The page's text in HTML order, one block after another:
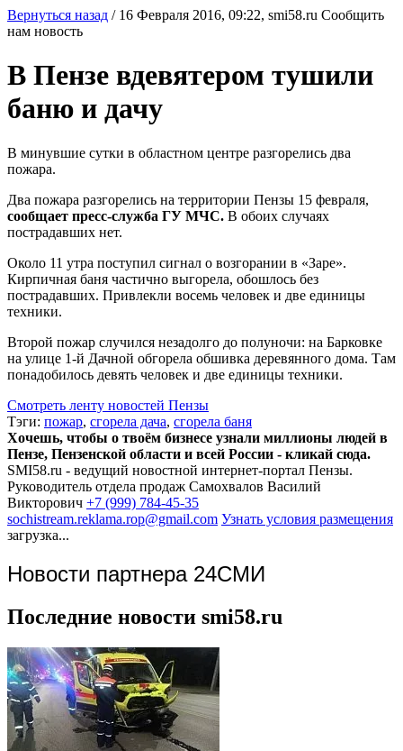
Вернуться назад / 16 Февраля 2016, 09:22, smi58.ru Сообщить
нам новость
В Пензе вдевятером тушили
баню и дачу
В минувшие сутки в областном центре разгорелись два
пожара.
Два пожара разгорелись на территории Пензы 15 февраля,
сообщает пресс-служба ГУ МЧС. В обоих случаях
пострадавших нет.
Около 11 утра поступил сигнал о возгорании в «Заре».
Кирпичная баня частично выгорела, обошлось без
пострадавших. Привлекли восемь человек и две единицы
техники.
Второй пожар случился незадолго до полуночи: на Барковке
на улице 1-й Дачной обгорела обшивка деревянного дома. Там
понадобилось девять человек и две единицы техники.
Смотреть ленту новостей Пензы
Тэги: пожар, сгорела дача, сгорела баня
Хочешь, чтобы о твоём бизнесе узнали миллионы людей в
Пензе, Пензенской области и всей России - кликай сюда.
SMI58.ru - ведущий новостной интернет-портал Пензы.
Руководитель отдела продаж Самохвалов Василий
Викторович +7 (999) 784-45-35
sochistream.reklama.rop@gmail.com Узнать условия размещения
загрузка...
Новости партнера 24СМИ
Последние новости smi58.ru